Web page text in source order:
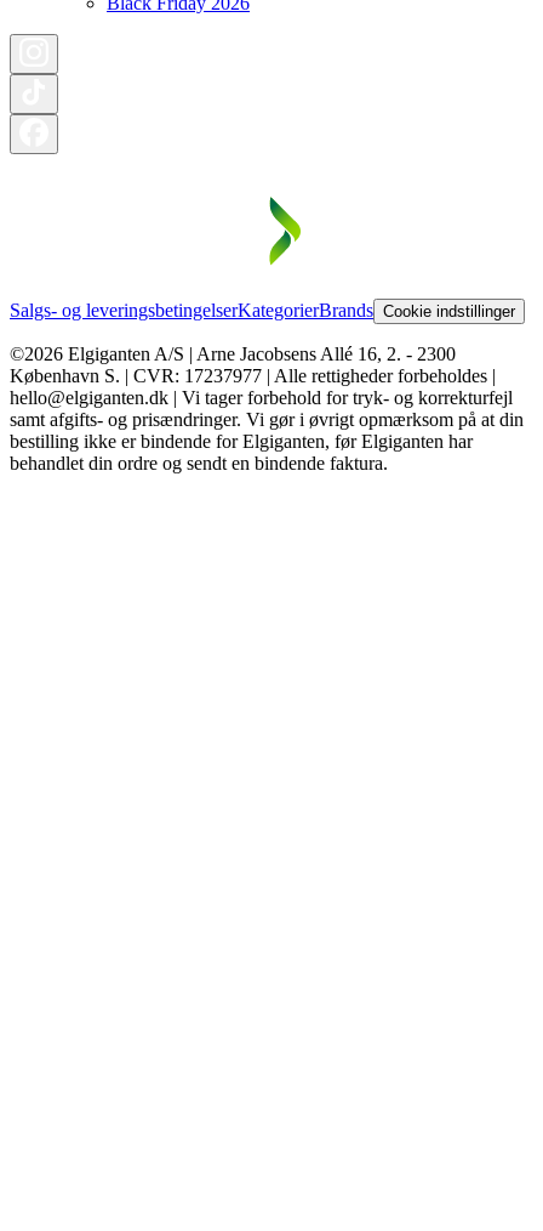
Salgs- og leveringsbetingelserKategorierBrands Cookie indstillinger
©2026 Elgiganten A/S | Arne Jacobsens Allé 16, 2. - 2300
København S. | CVR: 17237977 | Alle rettigheder forbeholdes |
hello@elgiganten.dk | Vi tager forbehold for tryk- og korrekturfejl
samt afgifts- og prisændringer. Vi gør i øvrigt opmærksom på at din
bestilling ikke er bindende for Elgiganten, før Elgiganten har
behandlet din ordre og sendt en bindende faktura.